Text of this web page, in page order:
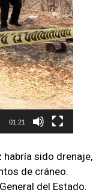
01:21
habría sido drenaje,
de cráneo.
del Estado.